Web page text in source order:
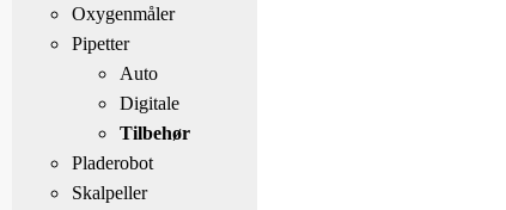
Oxygenmåler
Pipetter
Auto
Digitale
Tilbehør
Pladerobot
Skalpeller